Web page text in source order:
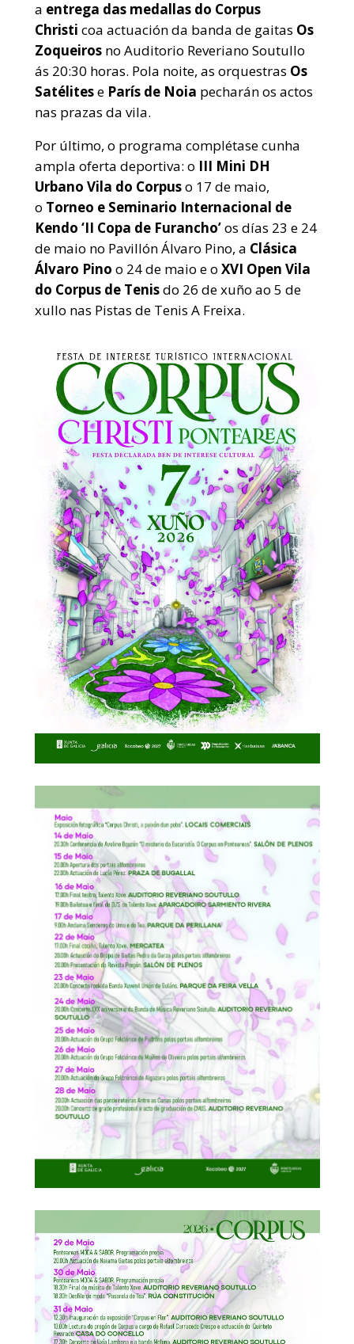
a entrega das medallas do Corpus
Christi coa actuación da banda de gaitas Os
Zoqueiros no Auditorio Reveriano Soutullo
ás 20:30 horas. Pola noite, as orquestras Os
Satélitese París de Noia pecharán os actos
nas prazas da vila.
Por último, o programa complétase cunha
ampla oferta deportiva: o III Mini DH
Urbano Vila do Corpuso 17 de maio,
o Torneo e Seminario Internacional de
Kendo ‘II Copa de Furancho’os días 23 e 24
de maio no Pavillón Álvaro Pino, a Clásica
Álvaro Pino o 24 de maio e o XVI Open Vila
do Corpus de Tenisdo 26 de xuño ao 5 de
xullo nas Pistas de Tenis A Freixa.